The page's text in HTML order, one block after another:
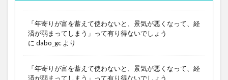
「年寄りが富を蓄えて使わないと、景気が悪くなって、経
済が弱まってしまう」って有り得ないでしょう
に dabo_gc より
「年寄りが富を蓄えて使わないと、景気が悪くなって、経
済が弱まってしまう」って有り得ないでしょう